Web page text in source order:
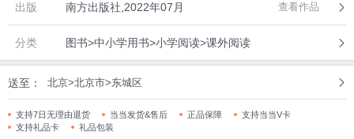
出版 南方出版社,2022年07月 查看作品
分类 图书>中小学用书>小学阅读>课外阅读
送至： 北京>北京市>东城区
支持7日无理由退货 当当发货&售后 正品保障
支持当当V卡
支持礼品卡
礼品包装